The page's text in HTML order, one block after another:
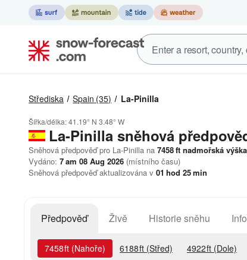
Střediska Spain (35) La-Pinilla
Šířka/délka:41.19° N 3.48° W
La-Pinilla sněhová
Sněhová předpověď pro La-Pinilla na 7458ft nadmořská výška
Vydáno: 7 am 08 Aug 2026 (místního času)
Sněhová předpověď aktualizována v 01 hod 25min
Předpověď Živě Historie sněhu
7458ft (Nahoře) 6188ft (Střed) 4922ft (Dole)